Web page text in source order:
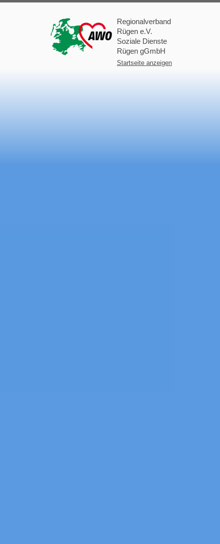
Regionalverband
Rügen e.V.
Soziale Dienste
Rügen gGmbH
Startseite anzeigen